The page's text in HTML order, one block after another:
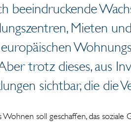
beeindruckende
Mieten
trotz dieses, aus
sichtbar, die die
Wohnen soll geschaffen, das